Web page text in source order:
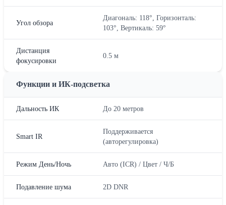
Угол обзора
Диагональ: 118°, Горизонталь:
103°, Вертикаль: 59°
Дистанция
фокусировки
0.5 м
Функции и ИК-подсветка
Дальность ИК До 20 метров
Smart IR
Поддерживается
(авторегулировка)
Режим День/Ночь Авто (ICR) / Цвет / Ч/Б
Подавление шума 2D DNR